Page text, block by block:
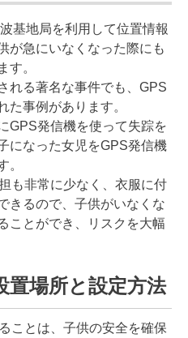
基地局を利用して位置情報
が急にいなくなった際にも
す。
れる著名な事件でも、GPS
た事例があります。
GPS発信機を使って失踪を
になった女児をGPS発信機
。
も非常に少なく、衣服に付
きるので、子供がいなくな
ことができ、リスクを大幅
置場所と設定方法
ことは、子供の安全を確保